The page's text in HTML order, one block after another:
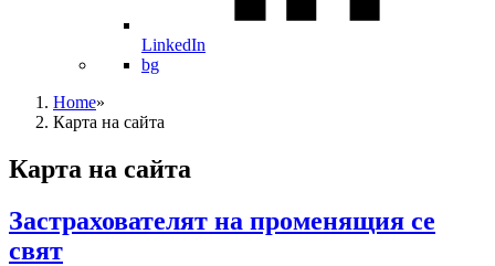
LinkedIn
bg
Home»
Карта на сайта
Карта на сайта
Застрахователят на променящия се
свят